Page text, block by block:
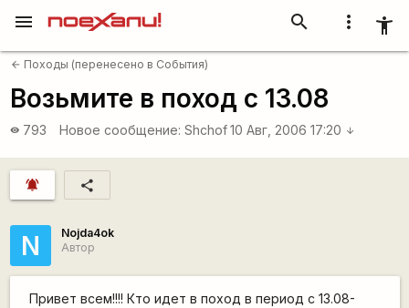
more_vert accessibility_new
search
menu
arrow_back Походы (перенесено в События)
Возьмите в поход с 13.08
visibility 793 Новое сообщение: Shchof 10 Авг, 2006 17:20 arrow_downward
notifications_active share
N
Nojda4ok
Автор
Привет всем!!!! Кто идет в поход в период с 13.08-